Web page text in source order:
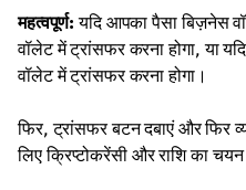
महत्वपूर्ण: यदि आपका पैसा बिज़नेस
वॉलेट में ट्रांसफर करना होगा, या
वॉलेट में ट्रांसफर करना होगा।
फिर, ट्रांसफर बटन दबाएं और फिर
लिए क्रिप्टोकरेंसी और राशि का